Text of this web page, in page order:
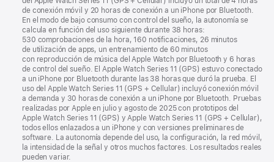
de conexión móvil y 20 horas de conexión a un iPhone por Bluetooth.
En el modo de bajo consumo con control del sueño, la autonomía se
calcula en función del uso siguiente durante 38 horas:
530 comprobaciones de la hora, 160 notificaciones, 26 minutos
de utilización de apps, un entrenamiento de 60 minutos
con reproducción de música del Apple Watch por Bluetooth y 6 horas
de control del sueño. El Apple Watch Series 11 (GPS) estuvo conectado
a un iPhone por Bluetooth durante las 38 horas que duró la prueba. El
uso del Apple Watch Series 11 (GPS + Cellular) incluyó conexión móvil
a demanda y 30 horas de conexión a un iPhone por Bluetooth. Pruebas
realizadas por Apple en julio y agosto de 2025 con prototipos del
Apple Watch Series 11 (GPS) y Apple Watch Series 11 (GPS + Cellular),
todos ellos enlazados a un iPhone y con versiones preliminares de
software. La autonomía depende del uso, la configuración, la red móvil,
la intensidad de la señal y otros muchos factores. Los resultados reales
pueden variar.